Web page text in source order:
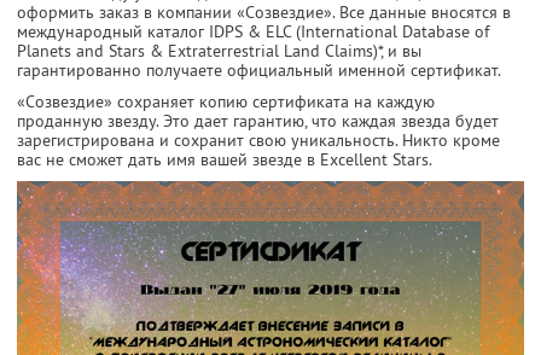
оформить заказ в компании «Созвездие». Все данные вносятся в
международный каталог IDPS & ELC (International Database of
Planets and Stars & Extraterrestrial Land Claims)*, и вы
гарантированно получаете официальный именной сертификат.
«Созвездие» сохраняет копию сертификата на каждую
проданную звезду. Это дает гарантию, что каждая звезда будет
зарегистрирована и сохранит свою уникальность. Никто кроме
вас не сможет дать имя вашей звезде в Excellent Stars.